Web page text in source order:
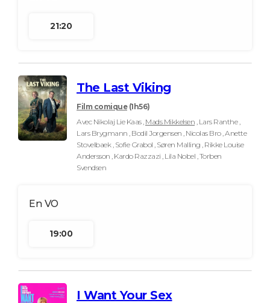
21:20
The Last Viking
Film comique (1h56)
Avec Nikolaj Lie Kaas , Mads Mikkelsen , Lars Ranthe ,
Lars Brygmann , Bodil Jorgensen , Nicolas Bro , Anette
Stovelbaek , Sofie Grabol , Søren Malling , Rikke Louise
Andersson , Kardo Razzazi , Lila Nobel , Torben
Svendsen
19:00
I Want Your Sex